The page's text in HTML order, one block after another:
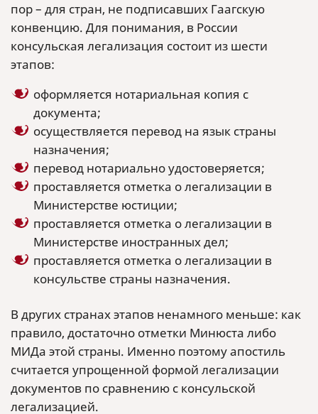
пор – для стран, не подписавших Гаагскую
конвенцию. Для понимания, в России
консульская легализация состоит из шести
этапов:
оформляется нотариальная копия с
документа;
осуществляется перевод на язык страны
назначения;
перевод нотариально удостоверяется;
проставляется отметка о легализации в
Министерстве юстиции;
проставляется отметка о легализации в
Министерстве иностранных дел;
проставляется отметка о легализации в
консульстве страны назначения.
В других странах этапов ненамного меньше: как
правило, достаточно отметки Минюста либо
МИДа этой страны. Именно поэтому апостиль
считается упрощенной формой легализации
документов по сравнению с консульской
легализацией.